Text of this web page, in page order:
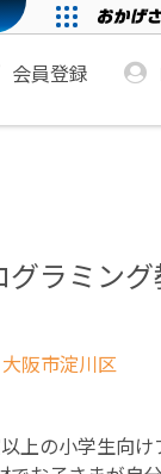
会員登録
グラミン
阪市淀川区
上の小学生向け